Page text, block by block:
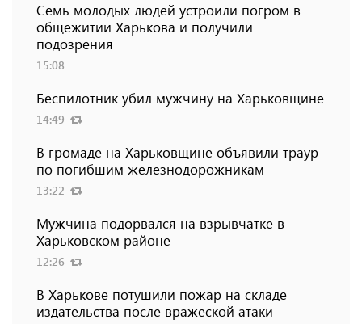
Семь молодых людей устроили погром в
общежитии Харькова и получили
подозрения
15:08
Беспилотник убил мужчину на Харьковщине
14:49
В громаде на Харьковщине объявили траур
по погибшим железнодорожникам
13:22
Мужчина подорвался на взрывчатке в
Харьковском районе
12:26
В Харькове потушили пожар на складе
издательства после вражеской атаки